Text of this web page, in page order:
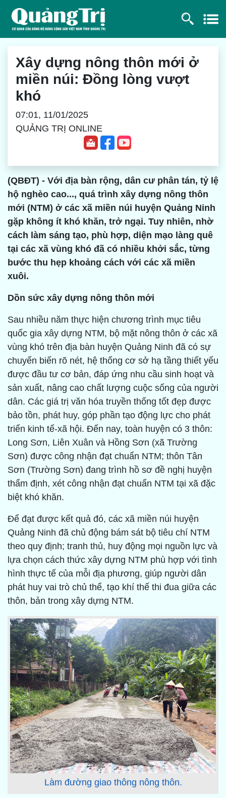
Xây dựng nông thôn mới ở
miền núi: Đồng lòng vượt
khó
07:01, 11/01/2025
QUẢNG TRỊ ONLINE
(QBĐT) - Với địa bàn rộng, dân cư phân tán, tỷ lệ
hộ nghèo cao..., quá trình xây dựng nông thôn
mới (NTM) ở các xã miền núi huyện Quảng Ninh
gặp không ít khó khăn, trở ngại. Tuy nhiên, nhờ
cách làm sáng tạo, phù hợp, diện mạo làng quê
tại các xã vùng khó đã có nhiều khởi sắc, từng
bước thu hẹp khoảng cách với các xã miền
xuôi.
Dồn sức xây dựng nông thôn mới
Sau nhiều năm thực hiện chương trình mục tiêu
quốc gia xây dựng NTM, bộ mặt nông thôn ở các xã
vùng khó trên địa bàn huyện Quảng Ninh đã có sự
chuyển biến rõ nét, hệ thống cơ sở hạ tầng thiết yếu
được đầu tư cơ bản, đáp ứng nhu cầu sinh hoạt và
sản xuất, nâng cao chất lượng cuộc sống của người
dân. Các giá trị văn hóa truyền thống tốt đẹp được
bảo tồn, phát huy, góp phần tạo động lực cho phát
triển kinh tế-xã hội. Đến nay, toàn huyện có 3 thôn:
Long Sơn, Liên Xuân và Hồng Sơn (xã Trường
Sơn) được công nhận đạt chuẩn NTM; thôn Tân
Sơn (Trường Sơn) đang trình hồ sơ đề nghị huyện
thẩm định, xét công nhận đạt chuẩn NTM tại xã đặc
biệt khó khăn.
Để đạt được kết quả đó, các xã miền núi huyện
Quảng Ninh đã chủ động bám sát bộ tiêu chí NTM
theo quy định; tranh thủ, huy động mọi nguồn lực và
lựa chọn cách thức xây dựng NTM phù hợp với tình
hình thực tế của mỗi địa phương, giúp người dân
phát huy vai trò chủ thể, tạo khí thế thi đua giữa các
thôn, bản trong xây dựng NTM.
Làm đường giao thông nông thôn.